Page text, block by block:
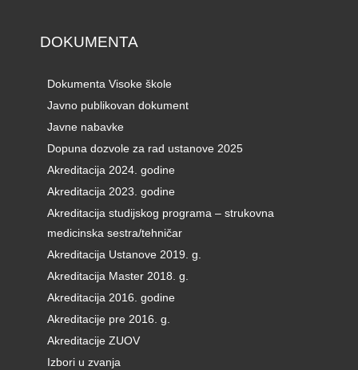
DOKUMENTA
Dokumenta Visoke škole
Javno publikovan dokument
Javne nabavke
Dopuna dozvole za rad ustanove 2025
Akreditacija 2024. godine
Akreditacija 2023. godine
Akreditacija studijskog programa – strukovna
medicinska sestra/tehničar
Akreditacija Ustanove 2019. g.
Akreditacija Master 2018. g.
Akreditacija 2016. godine
Akreditacije pre 2016. g.
Akreditacije ZUOV
Izbori u zvanja